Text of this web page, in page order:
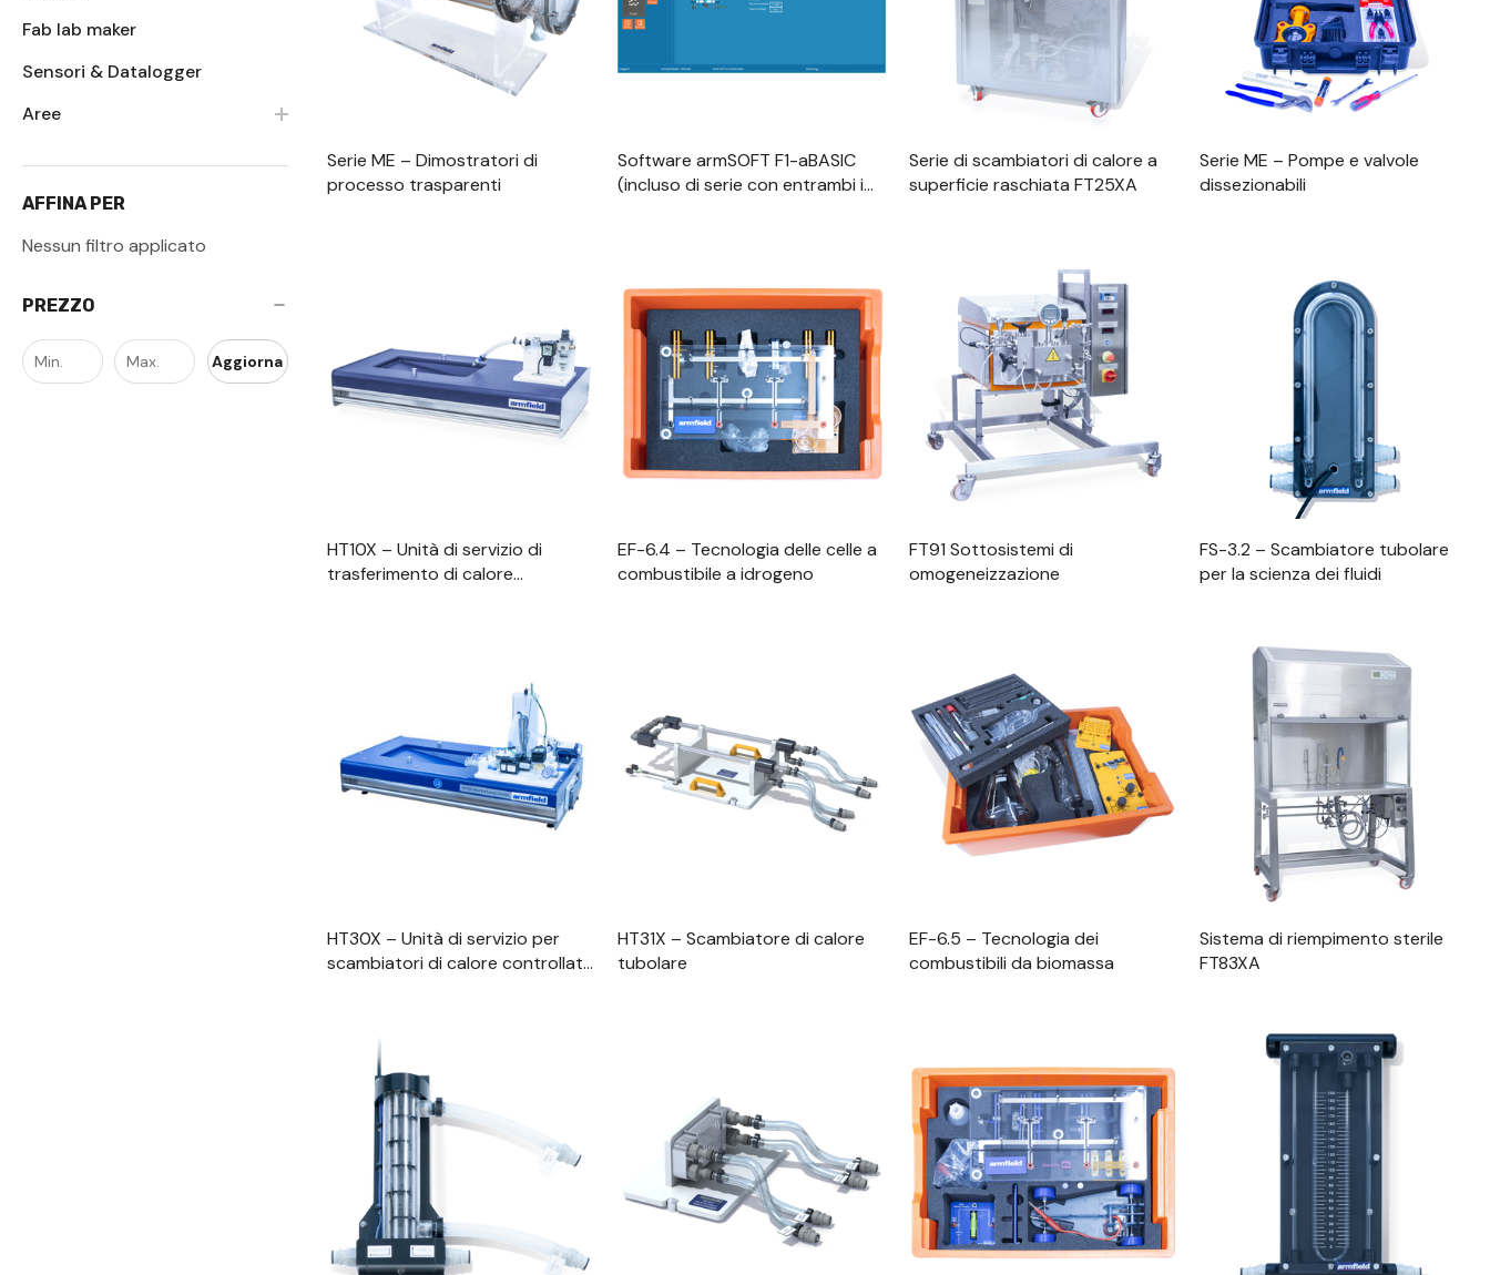
Fab lab maker
Sensori & Datalogger
Aree
AFFINA PER
Nessun filtro applicato
PREZZO
Aggiorna
Serie ME – Dimostratori di
processo trasparenti
Software armSOFT F1-aBASIC
(incluso di serie con entrambi i
Serie di scambiatori di calore a
superficie raschiata FT25XA
Serie ME – Pompe e valvole
dissezionabili
Visualizzazione Rapida
HT10X – Unità di servizio di
trasferimento di calore
Visualizzazione Rapida
EF-6.4 – Tecnologia delle celle a
combustibile a idrogeno
Visualizzazione Rapida
FT91 Sottosistemi di
omogeneizzazione
Visualizzazione Rapida
FS-3.2 – Scambiatore tubolare
per la scienza dei fluidi
Visualizzazione Rapida
HT30X – Unità di servizio per
scambiatori di calore controllata
Visualizzazione Rapida
HT31X – Scambiatore di calore
tubolare
Visualizzazione Rapida
EF-6.5 – Tecnologia dei
combustibili da biomassa
Visualizzazione Rapida
Sistema di riempimento sterile
FT83XA
Visualizzazione Rapida Visualizzazione Rapida Visualizzazione Rapida Visualizzazione Rapida